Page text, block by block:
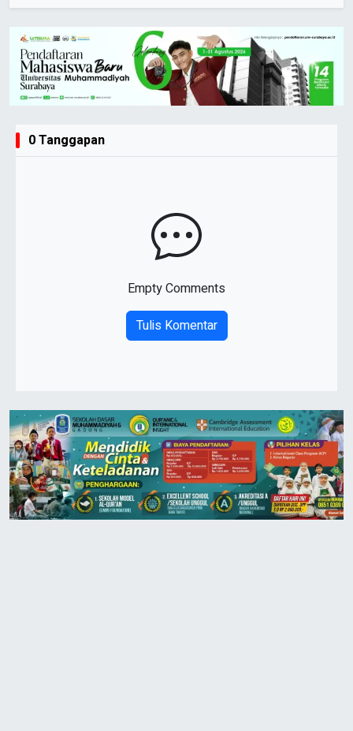
0 Tanggapan
Empty Comments
Tulis Komentar